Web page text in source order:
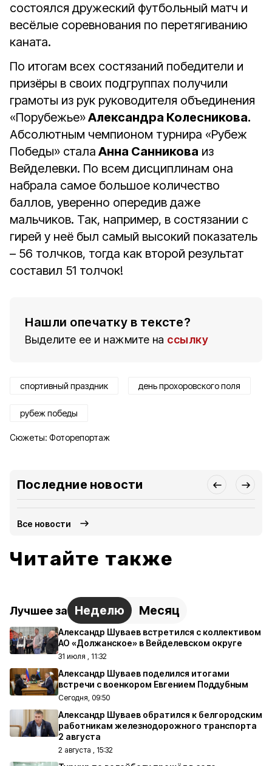
состоялся дружеский футбольный матч и
весёлые соревнования по перетягиванию
каната.
По итогам всех состязаний победители и
призёры в своих подгруппах получили
грамоты из рук руководителя объединения
«Порубежье»Александра Колесникова.
Абсолютным чемпионом турнира «Рубеж
Победы» стала Анна Санникова из
Вейделевки. По всем дисциплинам она
набрала самое большое количество
баллов, уверенно опередив даже
мальчиков. Так, например, в состязании с
гирей у неё был самый высокий показатель
– 56 толчков, тогда как второй результат
составил 51 толчок!
Нашли опечатку в тексте?
Выделите ее и нажмите на ссылку
спортивный праздник день прохоровского поля
рубеж победы
Сюжеты: Фоторепортаж
Последние новости
Все новости
Читайте также
Лучшее за Неделю Месяц
Александр Шуваев встретился с коллективом
АО «Должанское» в Вейделевском округе
31 июля , 11:32
Александр Шуваев поделился итогами
встречи с военкором Евгением Поддубным
Сегодня, 09:50
Александр Шуваев обратился к белгородским
работникам железнодорожного транспорта
2 августа
2 августа , 15:32